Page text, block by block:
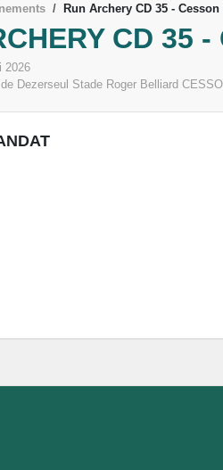
Run Archery CD 35 -
CD 35
2026
Dezerseul Stade Roger Belliard